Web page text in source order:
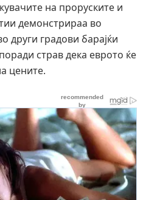
на проруските и
демонстрираа во
други градови барајќи
страв дека еврото ќе
цените.